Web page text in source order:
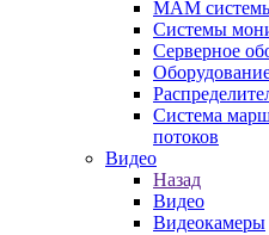
MAM
Системы
Серверное
Система
потоков
Видео
Назад
Видео
Видеокамеры